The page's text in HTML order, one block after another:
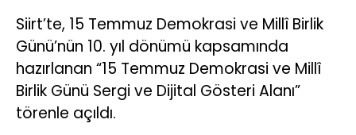
Siirt’te, 15 Temmuz Demokrasi ve Millî Birlik
Günü’nün 10. yıl dönümü kapsamında
hazırlanan “15 Temmuz Demokrasi ve Millî
Birlik Günü Sergi ve Dijital Gösteri Alanı”
törenle açıldı.